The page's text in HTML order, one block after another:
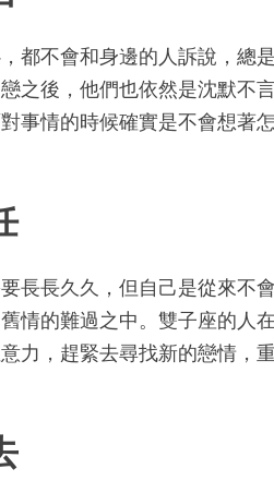
都不會和身邊的人訴說，總
之後，他們也依然是沈默不
事情的時候確實是不會想著
長長久久，但自己是從來不
情的難過之中。雙子座的人
力，趕緊去尋找新的戀情，